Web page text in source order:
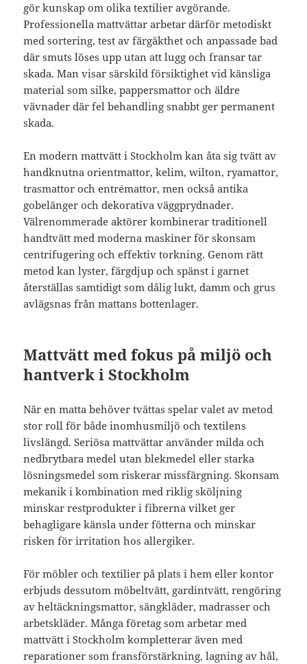
gör kunskap om olika textilier avgörande.
Professionella mattvättar arbetar därför metodiskt
med sortering, test av färgäkthet och anpassade bad
där smuts löses upp utan att lugg och fransar tar
skada. Man visar särskild försiktighet vid känsliga
material som silke, pappersmattor och äldre
vävnader där fel behandling snabbt ger permanent
skada.
En modern mattvätt i Stockholm kan åta sig tvätt av
handknutna orientmattor, kelim, wilton, ryamattor,
trasmattor och entrémattor, men också antika
gobelänger och dekorativa väggprydnader.
Välrenommerade aktörer kombinerar traditionell
handtvätt med moderna maskiner för skonsam
centrifugering och effektiv torkning. Genom rätt
metod kan lyster, färgdjup och spänst i garnet
återställas samtidigt som dålig lukt, damm och grus
avlägsnas från mattans bottenlager.
Mattvätt med fokus på miljö och
hantverk i Stockholm
När en matta behöver tvättas spelar valet av metod
stor roll för både inomhusmiljö och textilens
livslängd. Seriösa mattvättar använder milda och
nedbrytbara medel utan blekmedel eller starka
lösningsmedel som riskerar missfärgning. Skonsam
mekanik i kombination med riklig sköljning
minskar restprodukter i fibrerna vilket ger
behagligare känsla under fötterna och minskar
risken för irritation hos allergiker.
För möbler och textilier på plats i hem eller kontor
erbjuds dessutom möbeltvätt, gardintvätt, rengöring
av heltäckningsmattor, sängkläder, madrasser och
arbetskläder. Många företag som arbetar med
mattvätt i Stockholm kompletterar även med
reparationer som fransförstärkning, lagning av hål,